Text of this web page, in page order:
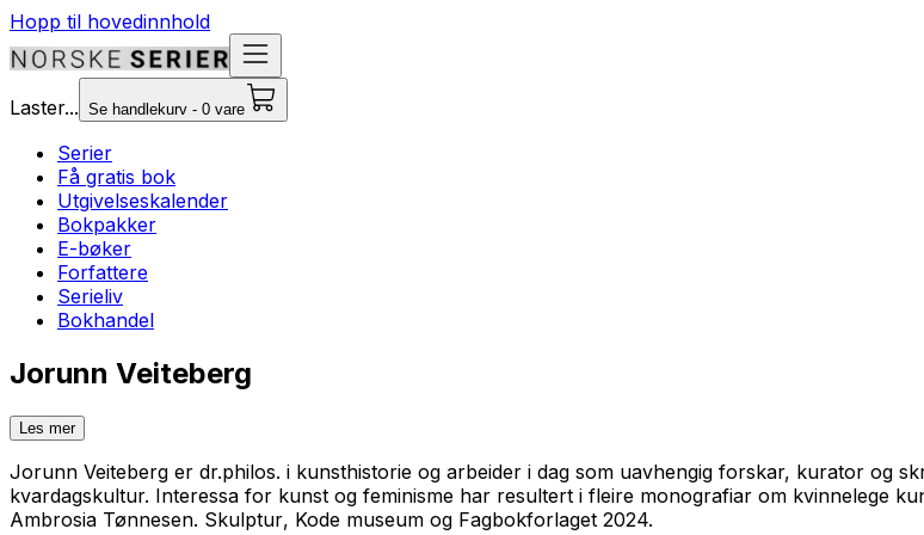
Hopp til hovedinnhold
Laster... Se handlekurv - 0 vare
Serier
Få gratis bok
Utgivelseskalender
Bokpakker
E-bøker
Forfattere
Serieliv
Bokhandel
Jorunn Veiteberg
Les mer
Jorunn Veiteberg er dr.philos. i kunsthistorie og arbeider i dag som uavhengig forskar, kurator og
kvardagskultur. Interessa for kunst og feminisme har resultert i fleire monografiar om kvinnelege
Ambrosia Tønnesen. Skulptur, Kode museum og Fagbokforlaget 2024.